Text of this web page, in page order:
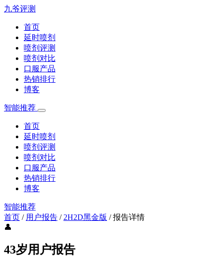
九爷评测
首页
延时喷剂
喷剂评测
喷剂对比
口服产品
热销排行
博客
智能推荐
首页
延时喷剂
喷剂评测
喷剂对比
口服产品
热销排行
博客
智能推荐
首页 / 用户报告 / 2H2D黑金版 /报告详情
👤
43岁用户报告